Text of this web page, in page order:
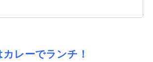
レーでランチ！